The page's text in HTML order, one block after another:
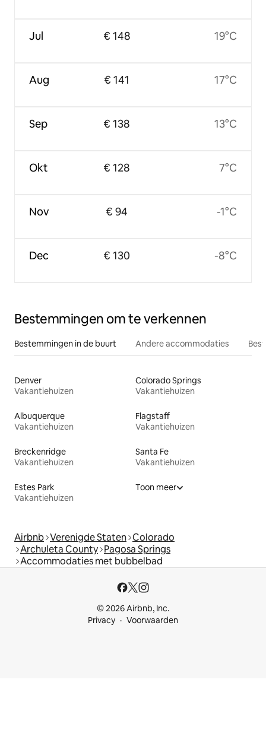
Jul
Aug
Sep
Okt
Nov
Dec
€ 148
€ 141
€ 138
€ 128
€ 94
€ 130
19°C
17°C
13°C
7°C
-1°C
-8°C
Bestemmingen om te verkennen
Bestemmingen in de buurt Andere accommodaties
Denver
Vakantiehuizen
Colorado Springs
Vakantiehuizen
Albuquerque
Vakantiehuizen
Flagstaff
Vakantiehuizen
Breckenridge
Vakantiehuizen
Santa Fe
Vakantiehuizen
Estes Park
Vakantiehuizen
Toon meer
Airbnb Verenigde Staten Colorado
Archuleta County Pagosa Springs
Accommodaties met bubbelbad
© 2026 Airbnb, Inc.
Privacy
Voorwaarden